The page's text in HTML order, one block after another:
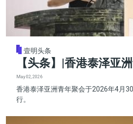
壹明头条
【头条】|香港泰泽亚
May 02, 2026
香港泰泽亚洲青年聚会于2026年4月
行。